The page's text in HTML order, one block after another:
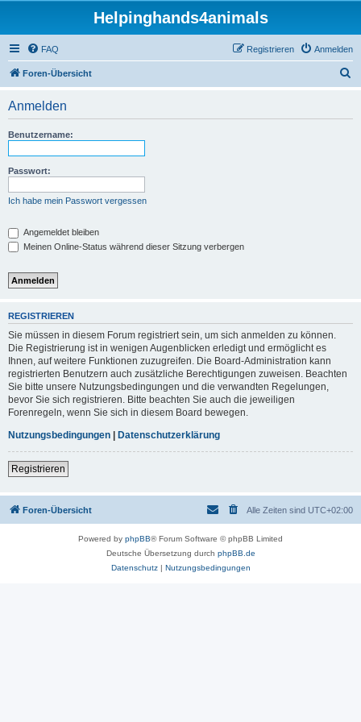
Helpinghands4animals
FAQ Anmelden
Registrieren
Foren-Übersicht
Anmelden
Benutzername:
Passwort:
Ich habe mein Passwort vergessen
Angemeldet bleiben
Meinen Online-Status während dieser Sitzung verbergen
REGISTRIEREN
Sie müssen in diesem Forum registriert sein, um sich anmelden zu können.
Die Registrierung ist in wenigen Augenblicken erledigt und ermöglicht es
Ihnen, auf weitere Funktionen zuzugreifen. Die Board-Administration kann
registrierten Benutzern auch zusätzliche Berechtigungen zuweisen. Beachten
Sie bitte unsere Nutzungsbedingungen und die verwandten Regelungen,
bevor Sie sich registrieren. Bitte beachten Sie auch die jeweiligen
Forenregeln, wenn Sie sich in diesem Board bewegen.
Nutzungsbedingungen | Datenschutzerklärung
Registrieren
Foren-Übersicht Alle Zeiten sind UTC+02:00
Powered by phpBB® Forum Software © phpBB Limited
Deutsche Übersetzung durch phpBB.de
Datenschutz| Nutzungsbedingungen